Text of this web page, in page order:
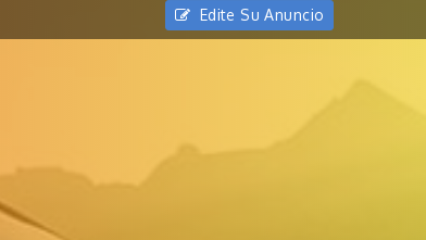
Edite Su Anuncio